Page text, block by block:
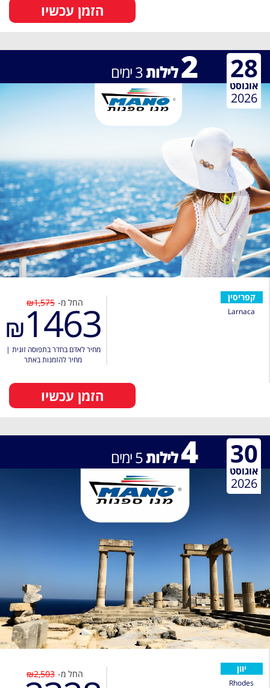
הזמן עכשיו
2לילות3ימים 28
אוגוסט
2026
קפריסין
Larnaca
החל מ- ₪1,575
₪1463
מחיר לאדם בחדר בתפוסה זוגית |
מחיר להזמנות באתר
הזמן עכשיו
4לילות5ימים 30
אוגוסט
2026
יוון
Rhodes
החל מ- ₪2,503